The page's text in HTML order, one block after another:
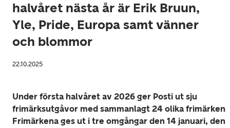
halvåret nästa år är Erik Bruun,
Yle, Pride, Europa samt vänner
och blommor
22.10.2025
Under första halvåret av 2026 ger Posti ut sju
frimärksutgåvor med sammanlagt 24 olika frimärken.
Frimärkena ges ut i tre omgångar den 14 januari, den